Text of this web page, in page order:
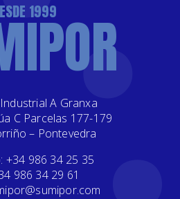
1999
A Granxa
C Parcelas 177-179
– Pontevedra
+34 986 34 25 35
986 34 29 61